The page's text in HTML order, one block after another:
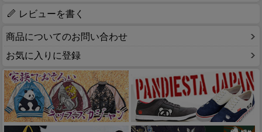
レビューを書く
商品についてのお問い合わせ
お気に入りに登録